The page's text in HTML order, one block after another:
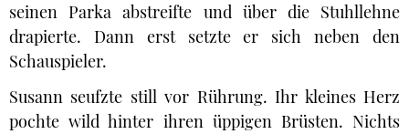
seinen Parka abstreifte und über die Stuhllehne
drapierte. Dann erst setzte er sich neben den
Schauspieler.
Susann seufzte still vor Rührung. Ihr kleines Herz
pochte wild hinter ihren üppigen Brüsten. Nichts